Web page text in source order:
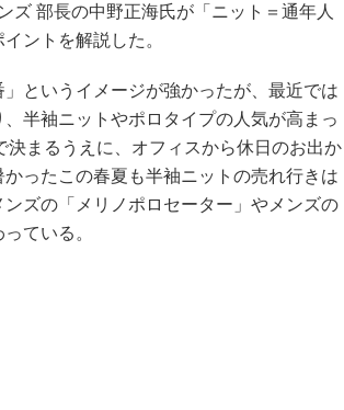
ズ 部長の中野正海氏が「ニット＝通年人
ントを解説した。
というイメージが強かったが、最近では
半袖ニットやポロタイプの人気が高まっ
まるうえに、オフィスから休日のお出か
ったこの春夏も半袖ニットの売れ行きは
ズの「メリノポロセーター」やメンズの
ている。